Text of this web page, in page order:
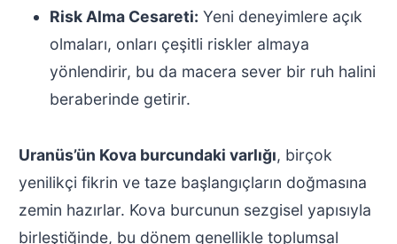
Risk Alma Cesareti: Yeni deneyimlere açık
olmaları, onları çeşitli riskler almaya
yönlendirir, bu da macera sever bir ruh halini
beraberinde getirir.
Uranüs’ün Kova burcundaki varlığı, birçok
yenilikçi fikrin ve taze başlangıçların doğmasına
zemin hazırlar. Kova burcunun sezgisel yapısıyla
birleştiğinde, bu dönem genellikle toplumsal